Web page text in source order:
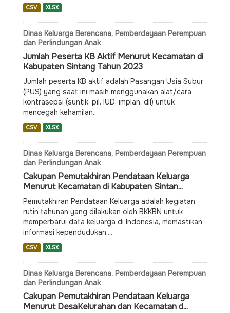
CSV XLSX
Dinas Keluarga Berencana, Pemberdayaan Perempuan
dan Perlindungan Anak
Jumlah Peserta KB Aktif Menurut Kecamatan di
Kabupaten Sintang Tahun 2023
Jumlah peserta KB aktif adalah Pasangan Usia Subur
(PUS) yang saat ini masih menggunakan alat/cara
kontrasepsi (suntik, pil, IUD, implan, dll) untuk
mencegah kehamilan.
CSV XLSX
Dinas Keluarga Berencana, Pemberdayaan Perempuan
dan Perlindungan Anak
Cakupan Pemutakhiran Pendataan Keluarga
Menurut Kecamatan di Kabupaten Sintan...
Pemutakhiran Pendataan Keluarga adalah kegiatan
rutin tahunan yang dilakukan oleh BKKBN untuk
memperbarui data keluarga di Indonesia, memastikan
informasi kependudukan,...
CSV XLSX
Dinas Keluarga Berencana, Pemberdayaan Perempuan
dan Perlindungan Anak
Cakupan Pemutakhiran Pendataan Keluarga
Menurut DesaKelurahan dan Kecamatan d...